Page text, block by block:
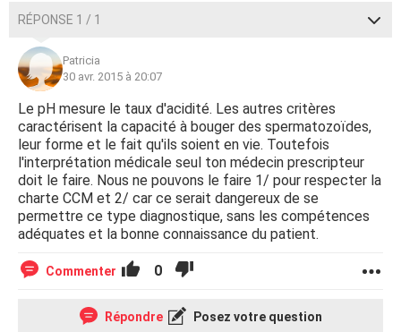
RÉPONSE 1 / 1
Patricia
30 avr. 2015 à 20:07
Le pH mesure le taux d'acidité. Les autres critères
caractérisent la capacité à bouger des spermatozoïdes,
leur forme et le fait qu'ils soient en vie. Toutefois
l'interprétation médicale seul ton médecin prescripteur
doit le faire. Nous ne pouvons le faire 1/ pour respecter la
charte CCM et 2/ car ce serait dangereux de se
permettre ce type diagnostique, sans les compétences
adéquates et la bonne connaissance du patient.
Commenter 0
Répondre Posez votre question